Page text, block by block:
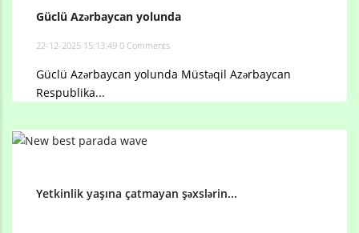
Güclü Azərbaycan yolunda
22-12-2025 15:13:49 0 Comments
Güclü Azərbaycan yolunda Müstəqil Azərbaycan
Respublika...
Yetkinlik yaşına çatmayan şəxslərin...